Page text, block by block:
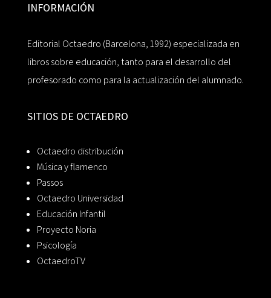
INFORMACIÓN
Editorial Octaedro (Barcelona, 1992) especializada en
libros sobre educación, tanto para el desarrollo del
profesorado como para la actualización del alumnado.
SITIOS DE OCTAEDRO
Octaedro distribución
Música y flamenco
Passos
Octaedro Universidad
Educación Infantil
Proyecto Noria
Psicología
OctaedroTV